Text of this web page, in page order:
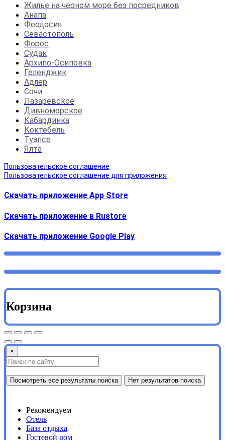
Жильё на чёрном море без посредников
Анапа
Феодосия
Севастополь
Форос
Судак
Архипо-Осиповка
Геленджик
Адлер
Сочи
Лазаревское
Дивноморское
Кабардинка
Коктебель
Туапсе
Ялта
Пользовательское соглашение
Пользовательское соглашение для приложения
Скачать приложение App Store
Скачать приложение в Rustore
Cкачать приложение Google Play
Корзина
×
Посмотреть все результаты поиска Нет результатов поиска
Рекомендуем
Отель
База отдыха
Гостевой дом